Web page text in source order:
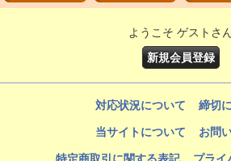
ようこそ ゲストさ
新規会員登録
対応状況について 締切
当サイトについて お問
特定商取引に関する表記 プライ